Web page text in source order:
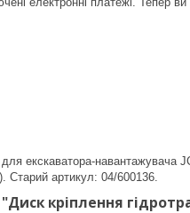
екскаватора-
Старий артикул: 04/600136.
кріплення